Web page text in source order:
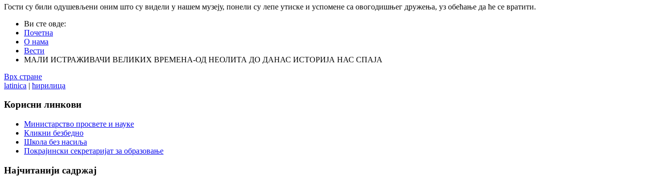
Гости су били одушевљени оним што су видели у нашем музеју, понели су лепе утиске и успомене са овогодишњег дружења, уз обећање да ће се вратити.
Ви сте овде:
Почетна
О нама
Вести
МАЛИ ИСТРАЖИВАЧИ ВЕЛИКИХ ВРЕМЕНА-ОД НЕОЛИТА ДО ДАНАС ИСТОРИЈА НАС СПАЈА
Врх стране
latinica | ћирилица
Корисни линкови
Министарство просвете и науке
Кликни безбедно
Школа без насиља
Покрајински секретаријат за образовање
Најчитанији садржај